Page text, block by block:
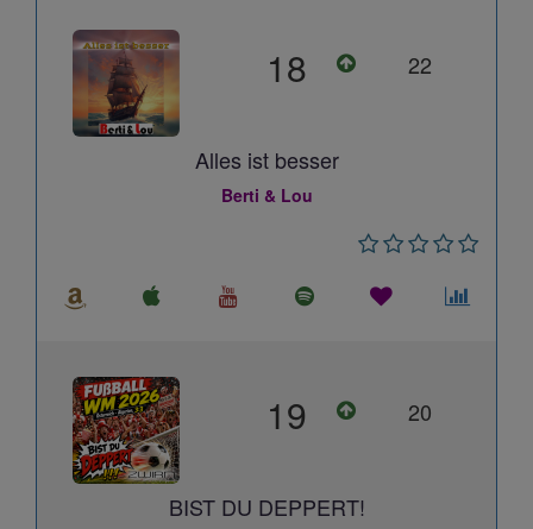
18 22
Alles ist besser
Berti & Lou
19 20
BIST DU DEPPERT!